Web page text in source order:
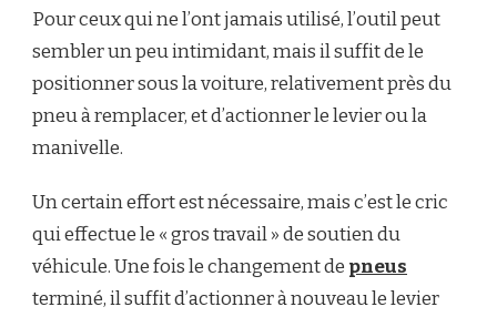
Pour ceux qui ne l’ont jamais utilisé, l’outil peut
sembler un peu intimidant, mais il suffit de le
positionner sous la voiture, relativement près du
pneu à remplacer, et d’actionner le levier ou la
manivelle.
Un certain effort est nécessaire, mais c’est le cric
qui effectue le « gros travail » de soutien du
véhicule. Une fois le changement de pneus
terminé, il suffit d’actionner à nouveau le levier